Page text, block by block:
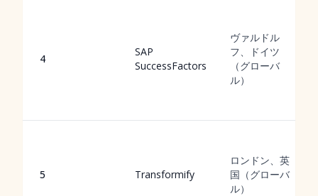
4
SAP
SuccessFactors
ヴァルドル
フ、ドイツ
（グローバ
ル）
5 Transformify
ロンドン、英
国（グローバ
ル）